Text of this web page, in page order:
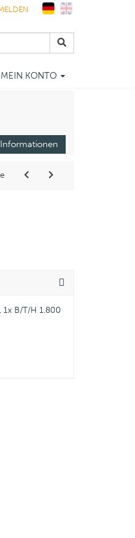
MEIN KONTO
Informationen
1x B/T/H 1.800